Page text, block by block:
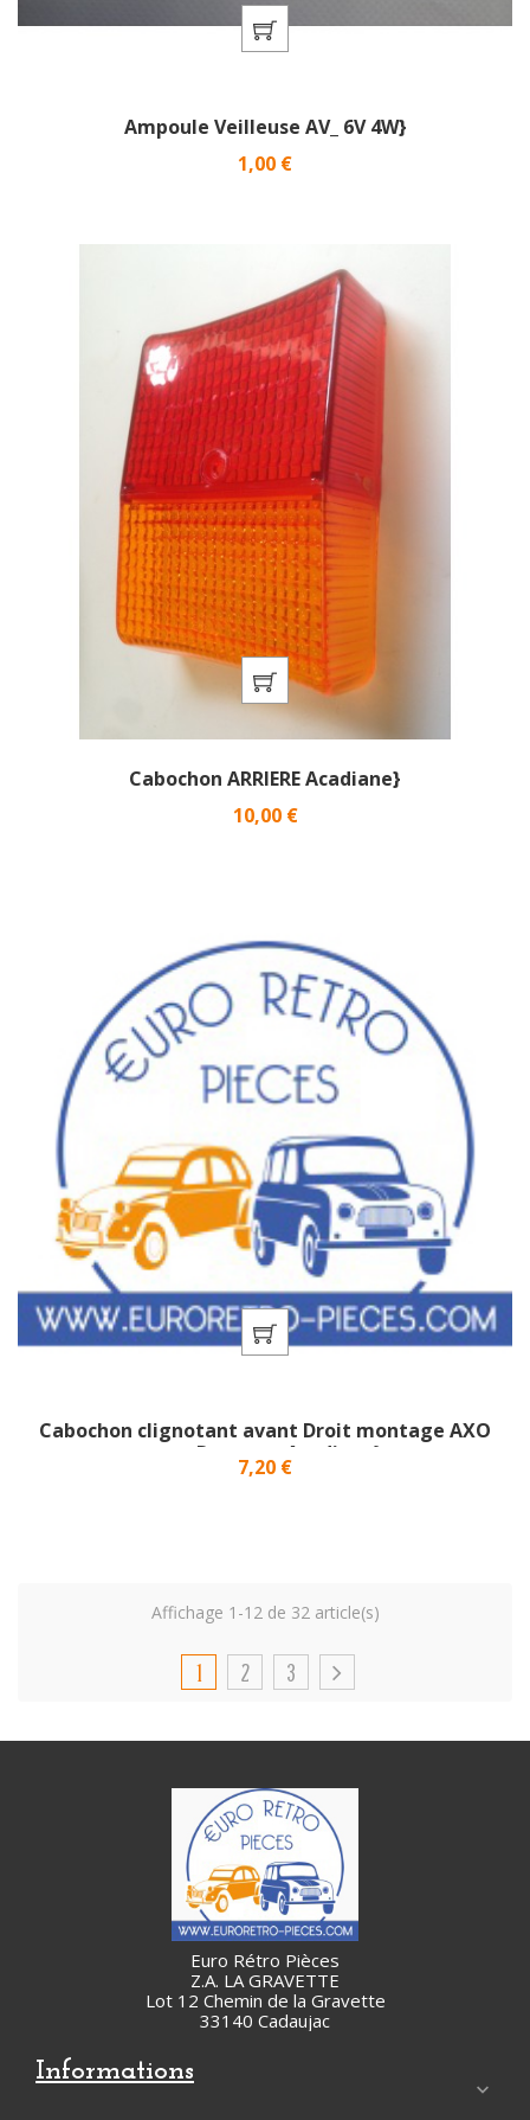
Ampoule Veilleuse AV_ 6V 4W}
Prix
1,00 €
Cabochon ARRIERE Acadiane}
Prix
10,00 €
Cabochon clignotant avant Droit montage AXO
pour Dyane et Acadiane}
Prix
7,20 €
Affichage 1-12 de 32 article(s)
1 2 3
Euro Rétro Pièces
Z.A. LA GRAVETTE
Lot 12 Chemin de la Gravette
33140 Cadaujac
Informations
